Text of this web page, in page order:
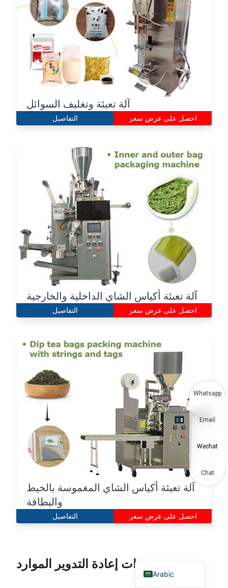
آلة تعبئة وتغليف السوائل
التفاصيل احصل على عرض سعر
آلة تعبئة أكياس الشاي الداخلية والخارجية
التفاصيل احصل على عرض سعر
آلة تعبئة أكياس الشاي المغموسة بالخيط
والبطاقة
التفاصيل احصل على عرض سعر
معدات إعادة التدوير الموارد
Arabic
German
Russian
Spanish
Chinese
Hindi
Korean
Japanese
Vietnamese
Thai
Indonesian
Urdu
Greek
Italian
Whatsapp
Email
Wechat
Chat